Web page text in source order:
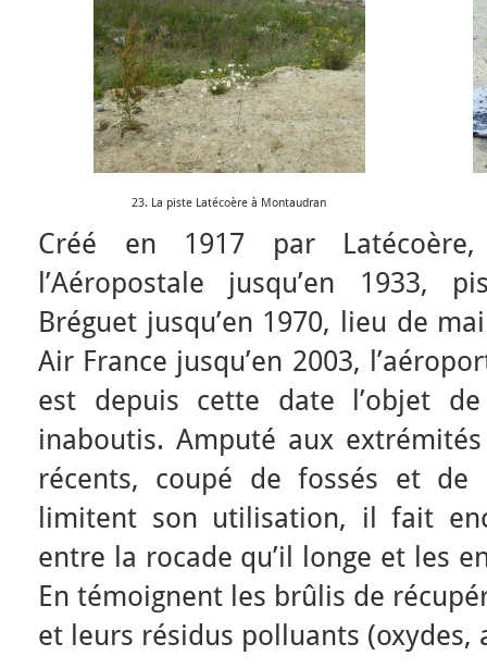
23. La piste Latécoère à Montaudran
Créé en 1917 par
l’Aéropostale jusqu’en 1933,
Bréguet jusqu’en 1970, lieu de
Air France jusqu’en 2003,
est depuis cette date l’objet
inaboutis. Amputé aux
récents, coupé de fossés et
limitent son utilisation, il fait
entre la rocade qu’il longe et les
En témoignent les brûlis de
et leurs résidus polluants (oxydes,